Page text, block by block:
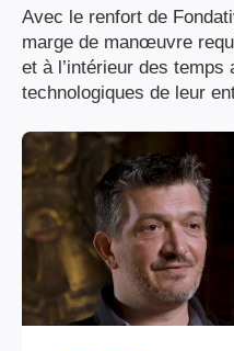
Avec le renfort de
marge de manœuvre
et à l’intérieur des
technologiques de leur